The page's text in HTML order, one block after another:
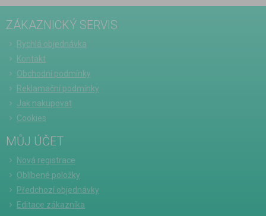
ZÁKAZNICKÝ SERVIS
Rychlá objednávka
Kontakt
Obchodní podmínky
Reklamační podmínky
Jak nakupovat
Cookies
MŮJ ÚČET
Nová registrace
Oblíbené položky
Předchozí objednávky
Editace zákazníka